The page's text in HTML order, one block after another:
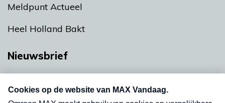
Meldpunt Actueel
Heel Holland Bakt
Nieuwsbrief
Neem hier een gratis abonnement op onze
nieuwsbrief. Elke vrijdag- en dinsdagochtend in